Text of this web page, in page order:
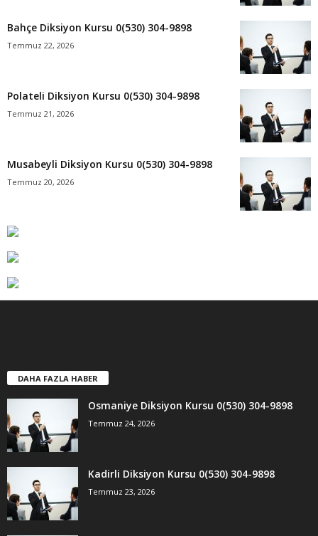
Bahçe Diksiyon Kursu 0(530) 304-9898
Temmuz 22, 2026
Polateli Diksiyon Kursu 0(530) 304-9898
Temmuz 21, 2026
Musabeyli Diksiyon Kursu 0(530) 304-9898
Temmuz 20, 2026
DAHA FAZLA HABER
Osmaniye Diksiyon Kursu 0(530) 304-9898
Temmuz 24, 2026
Kadirli Diksiyon Kursu 0(530) 304-9898
Temmuz 23, 2026